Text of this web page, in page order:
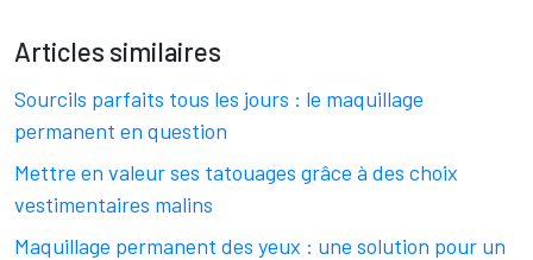
Articles similaires
Sourcils parfaits tous les jours : le maquillage
permanent en question
Mettre en valeur ses tatouages grâce à des choix
vestimentaires malins
Maquillage permanent des yeux : une solution pour un